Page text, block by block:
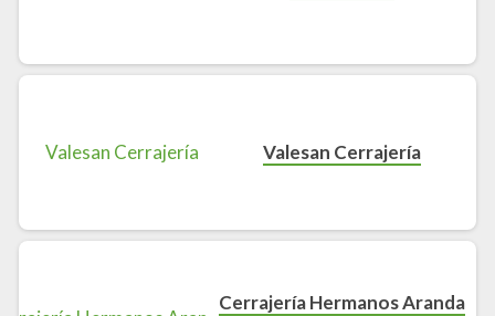
Valesan Cerrajería
Cerrajería Hermanos Aranda